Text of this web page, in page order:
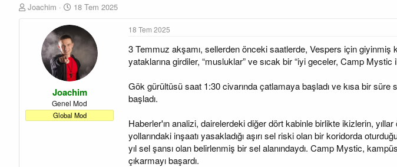
K
a
t
Joachim
B
ş
l
a
n
g
ı
ç
t
a
r
18 Tem 2025
Joachim
Genel Mod
Global Mod
18 Tem 2025
3 Temmuz akşamı, sellerden önceki saatlerde, Vespers için giyinmiş
yataklarına girdiler, “musluklar” ve sıcak bir “iyi geceler, Camp
Gök gürültüsü saat 1:30 civarında çatlamaya başladı ve kısa bir
başladı.
Haberler'ın analizi, dairelerdeki diğer dört kabinle birlikte ikizlerin,
yollarındaki inşaatı yasakladığı aşırı sel riski olan bir koridorda
yıl sel şansı olan belirlenmiş bir sel alanındaydı. Camp Mystic,
çıkarmayı başardı.